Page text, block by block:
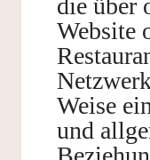
die über
Website
Weise
und